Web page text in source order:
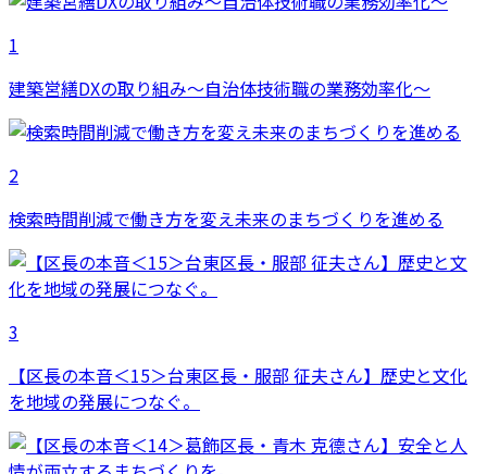
1
建築営繕DXの取り組み～自治体技術職の業務効率化～
2
検索時間削減で働き方を変え未来のまちづくりを進める
3
【区長の本音＜15＞台東区長・服部 征夫さん】歴史と文化
を地域の発展につなぐ。